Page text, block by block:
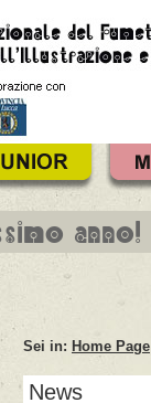
anno!
Sei in: Home Page
News